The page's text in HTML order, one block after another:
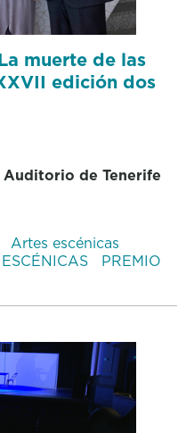
muerte de las
edición dos
de Tenerife
Artes escénicas
PREMIO